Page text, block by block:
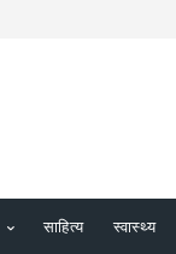
साहित्य स्वास्थ्य